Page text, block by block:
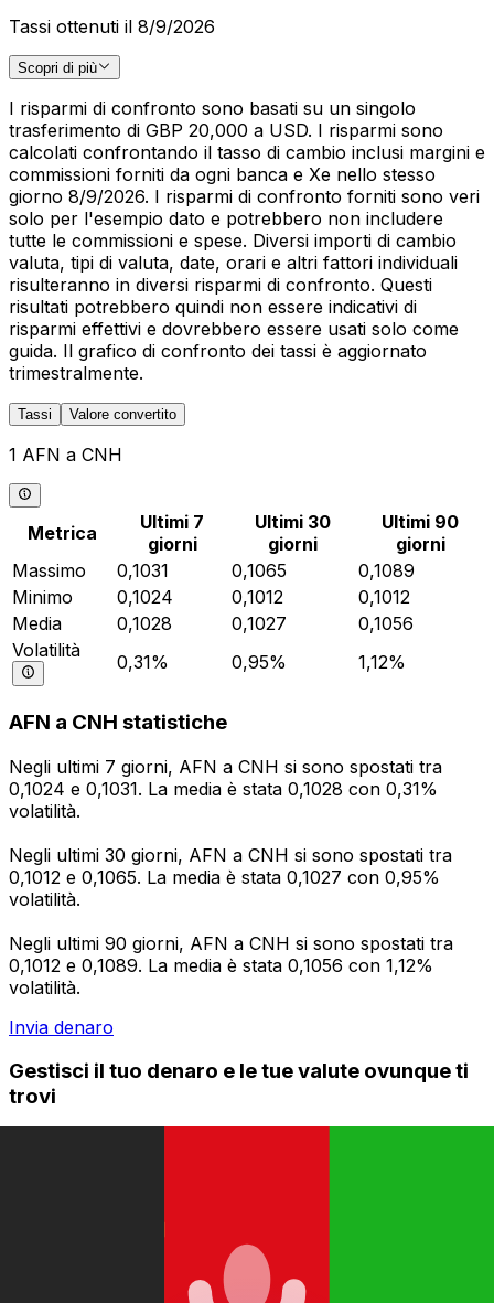
Tassi ottenuti il 8/9/2026
Scopri di più
I risparmi di confronto sono basati su un singolo
trasferimento di GBP 20,000 a USD. I risparmi sono
calcolati confrontando il tasso di cambio inclusi margini e
commissioni forniti da ogni banca e Xe nello stesso
giorno 8/9/2026. I risparmi di confronto forniti sono veri
solo per l'esempio dato e potrebbero non includere
tutte le commissioni e spese. Diversi importi di cambio
valuta, tipi di valuta, date, orari e altri fattori individuali
risulteranno in diversi risparmi di confronto. Questi
risultati potrebbero quindi non essere indicativi di
risparmi effettivi e dovrebbero essere usati solo come
guida. Il grafico di confronto dei tassi è aggiornato
trimestralmente.
Tassi Valore convertito
1 AFN a CNH
Metrica
Ultimi 7
giorni
Ultimi 30
giorni
Ultimi 90
giorni
Massimo
0,1031 0,1065
0,1089
Minimo
0,1024 0,1012
0,1012
Media
0,1028 0,1027
0,1056
Volatilità
0,31% 0,95% 1,12%
AFN a CNH statistiche
Negli ultimi 7 giorni, AFN a CNH si sono spostati tra
0,1024 e 0,1031. La media è stata 0,1028 con 0,31%
volatilità.
Negli ultimi 30 giorni, AFN a CNH si sono spostati tra
0,1012 e 0,1065. La media è stata 0,1027 con 0,95%
volatilità.
Negli ultimi 90 giorni, AFN a CNH si sono spostati tra
0,1012 e 0,1089. La media è stata 0,1056 con 1,12%
volatilità.
Invia denaro
Gestisci il tuo denaro e le tue valute ovunque ti
trovi
nascoste. Scaricala oggi stesso!